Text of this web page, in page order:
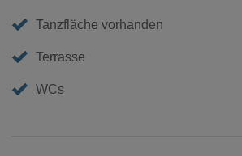
Tanzfläche vorhanden
Terrasse
WCs